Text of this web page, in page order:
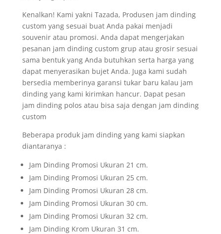
Kenalkan! Kami yakni Tazada, Produsen jam dinding
custom yang sesuai buat Anda pakai menjadi
souvenir atau promosi. Anda dapat mengerjakan
pesanan jam dinding custom grup atau grosir sesuai
sama bentuk yang Anda butuhkan serta harga yang
dapat menyerasikan bujet Anda. Juga kami sudah
bersedia memberinya garansi tukar baru kalau jam
dinding yang kami kirimkan hancur. Dapat pesan
jam dinding polos atau bisa saja dengan jam dinding
custom
Beberapa produk jam dinding yang kami siapkan
diantaranya :
Jam Dinding Promosi Ukuran 21 cm.
Jam Dinding Promosi Ukuran 25 cm.
Jam Dinding Promosi Ukuran 28 cm.
Jam Dinding Promosi Ukuran 30 cm.
Jam Dinding Promosi Ukuran 32 cm.
Jam Dinding Krom Ukuran 31 cm.